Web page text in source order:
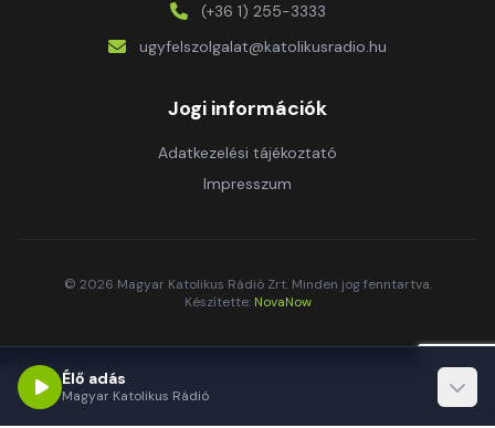
(+36 1) 255-3333
ugyfelszolgalat@katolikusradio.hu
Jogi információk
Adatkezelési tájékoztató
Impresszum
© 2026 Magyar Katolikus Rádió Zrt. Minden jog fenntartva.
Készítette: NovaNow
Élő adás
Magyar Katolikus Rádió